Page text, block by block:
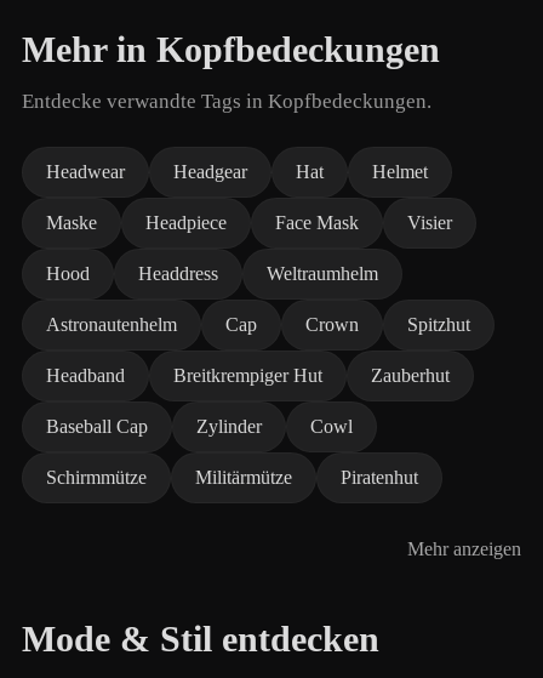
Mehr in Kopfbedeckungen
Entdecke verwandte Tags in Kopfbedeckungen.
Headwear Headgear Hat Helmet
Maske Headpiece Face Mask Visier
Hood Headdress Weltraumhelm
Astronautenhelm Cap Crown Spitzhut
Headband Breitkrempiger Hut Zauberhut
Baseball Cap Zylinder Cowl
Schirmmütze Militärmütze Piratenhut
Mehr anzeigen
Mode & Stil entdecken